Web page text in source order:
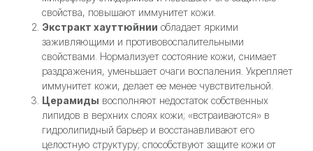
свойства, повышают иммунитет кожи.
Экстракт хауттюйнии обладает яркими
заживляющими и противовоспалительными
свойствами. Нормализует состояние кожи, снимает
раздражения, уменьшает очаги воспаления. Укрепляет
иммунитет кожи, делает ее менее чувствительной.
Церамиды восполняют недостаток собственных
липидов в верхних слоях кожи; «встраиваются» в
гидролипидный барьер и восстанавливают его
целостную структуру; способствуют защите кожи от